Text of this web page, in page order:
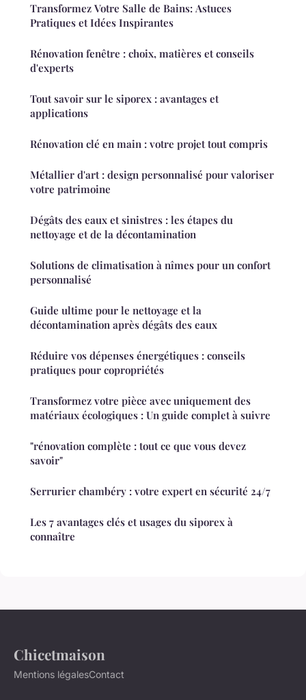
Transformez Votre Salle de Bains: Astuces
Pratiques et Idées Inspirantes
Rénovation fenêtre : choix, matières et conseils
d'experts
Tout savoir sur le siporex : avantages et
applications
Rénovation clé en main : votre projet tout compris
Métallier d'art : design personnalisé pour valoriser
votre patrimoine
Dégâts des eaux et sinistres : les étapes du
nettoyage et de la décontamination
Solutions de climatisation à nîmes pour un confort
personnalisé
Guide ultime pour le nettoyage et la
décontamination après dégâts des eaux
Réduire vos dépenses énergétiques : conseils
pratiques pour copropriétés
Transformez votre pièce avec uniquement des
matériaux écologiques : Un guide complet à suivre
"rénovation complète : tout ce que vous devez
savoir"
Serrurier chambéry : votre expert en sécurité 24/7
Les 7 avantages clés et usages du siporex à
connaître
Chicetmaison
Mentions légalesContact